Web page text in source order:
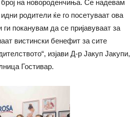
број на новороденчиња. Се надевам
родители ќе го посетуваат ова
поканувам да се пријавуваат за
вистински бенефит за сите
изјави Д-р Јакуп Јакупи,
Гостивар.